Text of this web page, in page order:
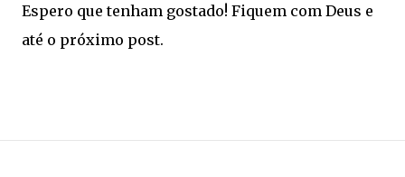
Espero que tenham gostado! Fiquem com Deus e
até o próximo post.